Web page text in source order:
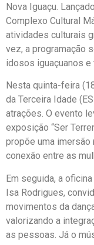
Nova Iguaçu.
Complexo Cultural
atividades culturais
vez, a programação
idosos iguaçuanos e
Nesta quinta-feira
da Terceira Idade
atrações. O evento
exposição “Ser
propõe uma imersão
conexão entre as
Em seguida, a
Isa Rodrigues,
movimentos da
valorizando a
as pessoas. Já o